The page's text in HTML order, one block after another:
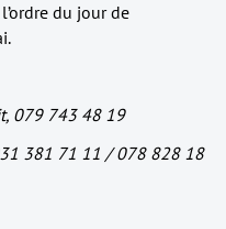
du jour de
079 743 48 19
381 71 11 / 078 828 18